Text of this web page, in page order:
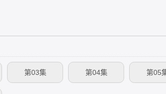
第03集 第04集 第05